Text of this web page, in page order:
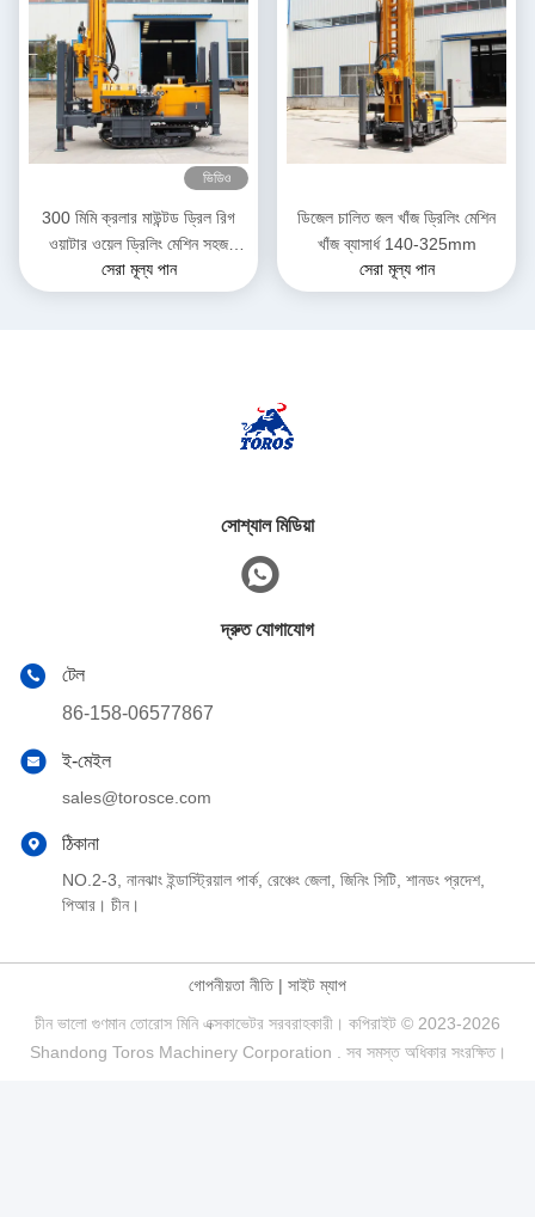
ভিডিও
300 মিমি ক্রলার মাউন্টড ড্রিল রিগ
ওয়াটার ওয়েল ড্রিলিং মেশিন সহজ
অপারেশন
সেরা মূল্য পান
ডিজেল চালিত জল খাঁজ ড্রিলিং মেশিন
খাঁজ ব্যাসার্ধ 140-325mm
সেরা মূল্য পান
সোশ্যাল মিডিয়া
দ্রুত যোগাযোগ
টেল
86-158-06577867
ই-মেইল
sales@torosce.com
ঠিকানা
NO.2-3, নানঝাং ইন্ডাস্ট্রিয়াল পার্ক, রেঞ্চেং জেলা, জিনিং সিটি, শানডং প্রদেশ,
পিআর। চীন।
গোপনীয়তা নীতি| সাইট ম্যাপ
চীন ভালো গুণমান তোরোস মিনি এক্সকাভেটর সরবরাহকারী। কপিরাইট © 2023-2026
Shandong Toros Machinery Corporation . সব সমস্ত অধিকার সংরক্ষিত।